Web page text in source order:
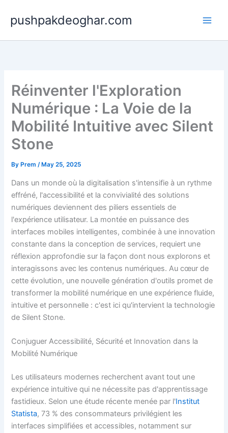
content
pushpakdeoghar.com
Réinventer l'Exploration
Numérique : La Voie de la
Mobilité Intuitive avec Silent
Stone
By Prem/ May 25, 2025
Dans un monde où la digitalisation s'intensifie à un rythme
effréné, l'accessibilité et la convivialité des solutions
numériques deviennent des piliers essentiels de
l'expérience utilisateur. La montée en puissance des
interfaces mobiles intelligentes, combinée à une innovation
constante dans la conception de services, requiert une
réflexion approfondie sur la façon dont nous explorons et
interagissons avec les contenus numériques. Au cœur de
cette évolution, une nouvelle génération d'outils promet de
transformer la mobilité numérique en une expérience fluide,
intuitive et personnelle : c'est ici qu'intervient la technologie
de Silent Stone.
Conjuguer Accessibilité, Sécurité et Innovation dans la
Mobilité Numérique
Les utilisateurs modernes recherchent avant tout une
expérience intuitive qui ne nécessite pas d'apprentissage
fastidieux. Selon une étude récente menée par l'Institut
Statista, 73 % des consommateurs privilégient les
interfaces simplifiées et accessibles, notamment sur